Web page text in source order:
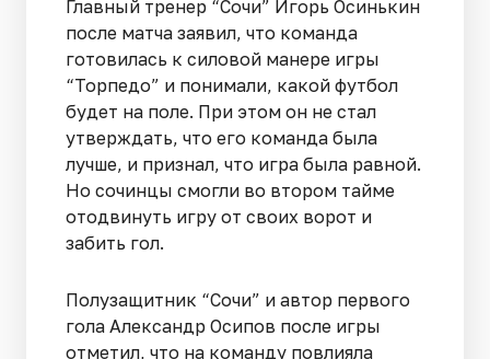
Главный тренер “Сочи” Игорь Осинькин
после матча заявил, что команда
готовилась к силовой манере игры
“Торпедо” и понимали, какой футбол
будет на поле. При этом он не стал
утверждать, что его команда была
лучше, и признал, что игра была равной.
Но сочинцы смогли во втором тайме
отодвинуть игру от своих ворот и
забить гол.
Полузащитник “Сочи” и автор первого
гола Александр Осипов после игры
отметил, что на команду повлияла